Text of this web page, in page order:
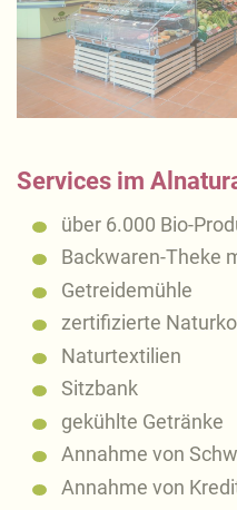
Services im
über 6.000 Bio-
Backwaren-Theke
Getreidemühle
zertifizierte
Naturtextilien
Sitzbank
gekühlte Getränke
Annahme von
Annahme von